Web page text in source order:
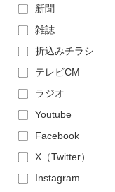
新聞
雑誌
折込みチラシ
テレビCM
ラジオ
Youtube
Facebook
X（Twitter）
Instagram